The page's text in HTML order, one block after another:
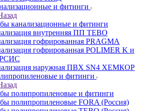
и фитинги
канализационные и фитинги
внутренняя ПП TEBO
гофрированная PRAGMA
гофрированная POLIMER K и
наружная ПВХ SN4 ХЕМКОР
и фитинги
полипропиленовые и фитинги
полипропиленовые FORA (Россия)